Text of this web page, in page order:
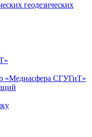
геодезических
«Медиасфера СГУГиТ»